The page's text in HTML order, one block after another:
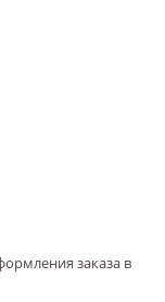
заказа в